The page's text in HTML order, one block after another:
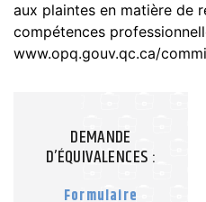
aux plaintes en matière de
compétences
www.opq.gouv.qc.ca/
DEMANDE
D’ÉQUIVALENCES :
Formulaire